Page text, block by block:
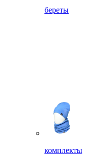
береты
комплекты